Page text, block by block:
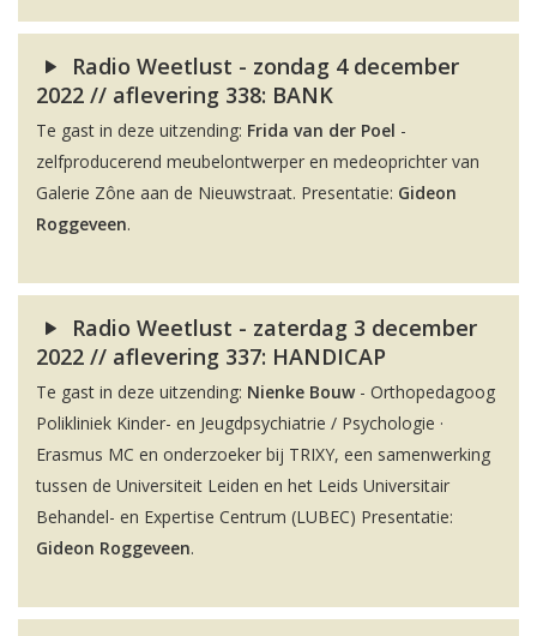
Radio Weetlust - zondag 4 december
2022 // aflevering 338: BANK
Te gast in deze uitzending: Frida van der Poel -
zelfproducerend meubelontwerper en medeoprichter van
Galerie Zône aan de Nieuwstraat. Presentatie: Gideon
Roggeveen.
Radio Weetlust - zaterdag 3 december
2022 // aflevering 337: HANDICAP
Te gast in deze uitzending: Nienke Bouw- Orthopedagoog
Polikliniek Kinder- en Jeugdpsychiatrie / Psychologie ·
Erasmus MC en onderzoeker bij TRIXY, een samenwerking
tussen de Universiteit Leiden en het Leids Universitair
Behandel- en Expertise Centrum (LUBEC) Presentatie:
Gideon Roggeveen.